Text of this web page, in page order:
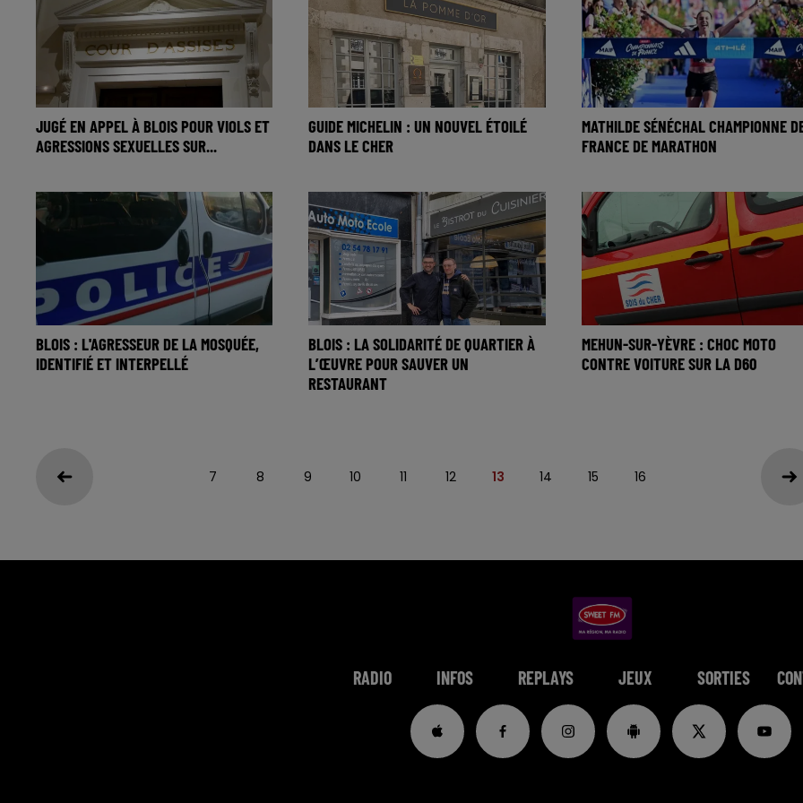
JUGÉ EN APPEL À BLOIS POUR VIOLS ET
AGRESSIONS SEXUELLES SUR...
GUIDE MICHELIN : UN NOUVEL ÉTOILÉ
DANS LE CHER
MATHILDE SÉNÉCHAL CHAMPIONNE
FRANCE DE MARATHON
BLOIS : L'AGRESSEUR DE LA MOSQUÉE,
IDENTIFIÉ ET INTERPELLÉ
BLOIS : LA SOLIDARITÉ DE QUARTIER À
L’ŒUVRE POUR SAUVER UN
RESTAURANT
MEHUN-SUR-YÈVRE : CHOC MOTO
CONTRE VOITURE SUR LA D60
7 8 9 10 11 12 13 14 15 16
RADIO INFOS REPLAYS JEUX SORTIES